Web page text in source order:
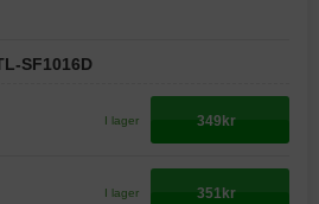
SF1016D
I lager 349kr
I lager 351kr